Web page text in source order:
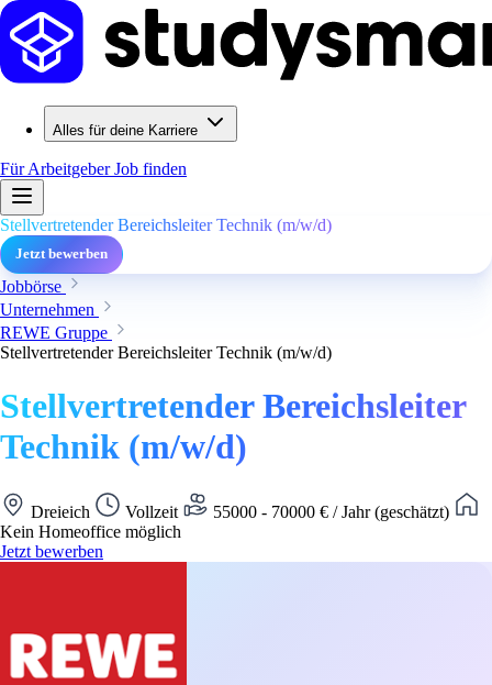
Alles für deine Karriere
Für ArbeitgeberJob finden
Stellvertretender Bereichsleiter Technik (m/w/d)
Jetzt bewerben
Jobbörse
Unternehmen
REWE Gruppe
Stellvertretender Bereichsleiter Technik (m/w/d)
Stellvertretender Bereichsleiter
Technik (m/w/d)
Dreieich Vollzeit
55000 - 70000 € / Jahr (geschätzt)
Kein Homeoffice möglich
Jetzt bewerben